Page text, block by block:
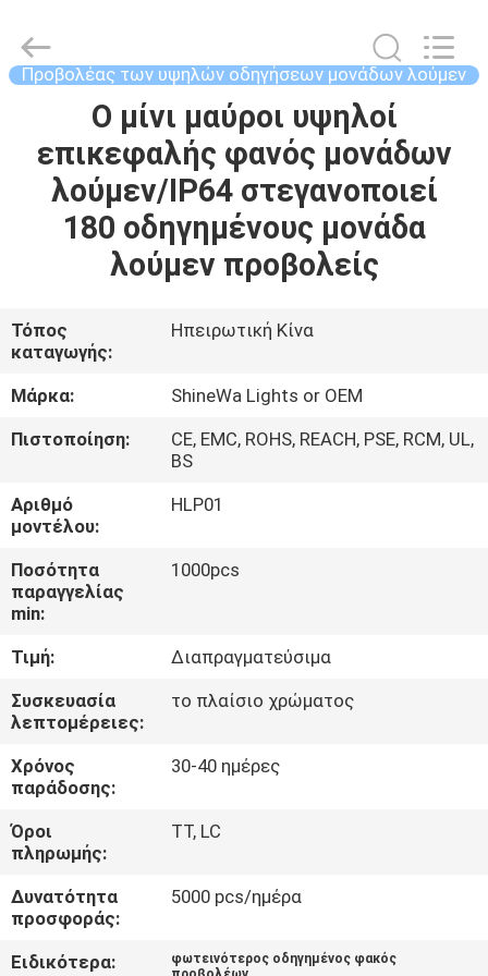
ΠΡΟΪΌΝΤΑ
ΣΧΕΤΙΚΆ
ΜΕ
ΕΜΆΣ
ΕΡΓΟΣΤΑΣΊΟΥ
ΈΛΕΓΧΟΣ
ΠΟΙΌΤΗΤΑΣ
ΜΑΖΊ
ΜΑΣ
ΕΙΔΉΣΕΙΣ
ΥΠΟΘΈΣΕΙΣ
ΧΆΡΤΗΣ
Trade
Ltd..
All
Προβολέας των υψηλών οδηγήσεων μονάδων λούμεν
Ο μίνι μαύροι υψηλοί
επικεφαλής φανός μονάδων
λούμεν/IP64 στεγανοποιεί
180 οδηγημένους μονάδα
λούμεν προβολείς
Τόπος
καταγωγής:
Ηπειρωτική Κίνα
Μάρκα:
ShineWa Lights or OEM
Πιστοποίηση:
CE, EMC, ROHS, REACH, PSE, RCM, UL,
BS
Αριθμό
μοντέλου:
HLP01
Ποσότητα
παραγγελίας
min:
1000pcs
Τιμή:
Διαπραγματεύσιμα
Συσκευασία
λεπτομέρειες:
το πλαίσιο χρώματος
Χρόνος
παράδοσης:
30-40 ημέρες
Όροι
πληρωμής:
TT, LC
Δυνατότητα
προσφοράς:
5000 pcs/ημέρα
Ειδικότερα:
φωτεινότερος οδηγημένος φακός